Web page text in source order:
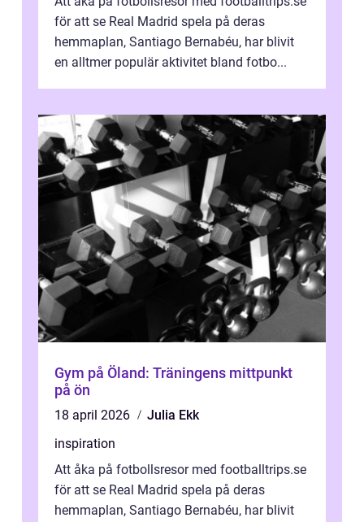
för att se Real Madrid spela på deras
hemmaplan, Santiago Bernabéu, har blivit
en alltmer populär aktivitet bland fotbo...
Gym på Öland: Träningens mittpunkt
på ön
18 april 2026
Julia Ekk
inspiration
Att åka på fotbollsresor med footballtrips.se
för att se Real Madrid spela på deras
hemmaplan, Santiago Bernabéu, har blivit